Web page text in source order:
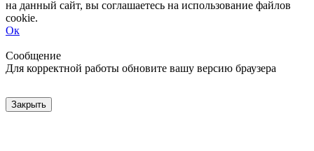
на данный сайт, вы соглашаетесь на использование файлов
cookie.
Ок
Сообщение
Для корректной работы обновите вашу версию браузера
Закрыть